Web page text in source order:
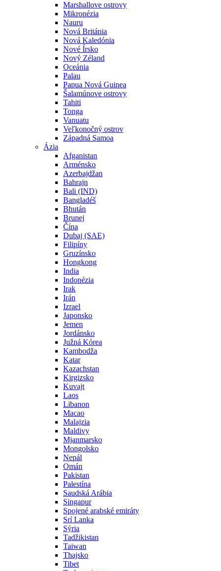
Marshallove ostrovy
Mikronézia
Nauru
Nová Británia
Nová Kaledónia
Nové Írsko
Nový Zéland
Oceánia
Palau
Papua Nová Guinea
Šalamúnove ostrovy
Tahiti
Tonga
Vanuatu
Veľkonočný ostrov
Západná Samoa
Ázia
Afganistan
Arménsko
Azerbajdžan
Bahrajn
Bali (IND)
Bangladéš
Bhután
Brunej
Čína
Dubaj (SAE)
Filipíny
Gruzínsko
Hongkong
India
Indonézia
Irak
Irán
Izrael
Japonsko
Jemen
Jordánsko
Južná Kórea
Kambodža
Katar
Kazachstan
Kirgizsko
Kuvajt
Laos
Libanon
Macao
Malajzia
Maldivy
Mjanmarsko
Mongolsko
Nepál
Omán
Pakistan
Palestína
Saudská Arábia
Singapur
Spojené arabské emiráty
Srí Lanka
Sýria
Tadžikistan
Taiwan
Thajsko
Tibet